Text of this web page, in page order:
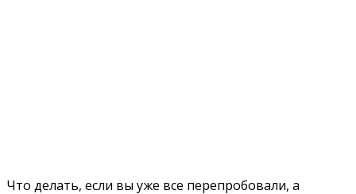
Что делать, если вы уже все перепробовали, а